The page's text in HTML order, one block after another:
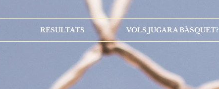
RESULTATS VOLS JUGAR A BÀSQUET?